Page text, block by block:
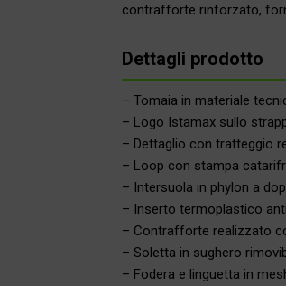
contrafforte rinforzato,
Dettagli prodotto
– Tomaia in materiale
– Logo Istamax sullo
– Dettaglio con tratteggio
– Loop con stampa
– Intersuola in phylon a
– Inserto termoplastico
– Contrafforte realizzato
– Soletta in sughero
– Fodera e linguetta in